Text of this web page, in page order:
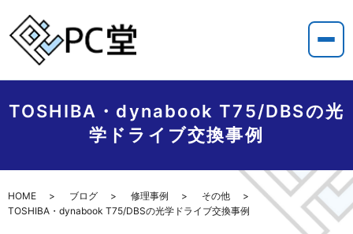
TOSHIBA・dynabook T75/DBSの光
学ドライブ交換事例
HOME ブログ 修理事例
その他
TOSHIBA・dynabook T75/DBSの光学ドライブ交換事例